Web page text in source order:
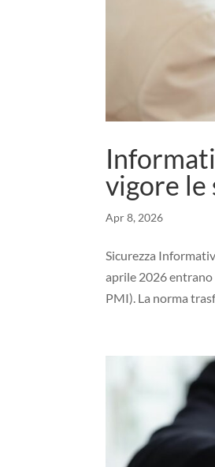
vigore le
Apr 8, 2026
Sicurezza
aprile 2026 entrano
PMI). La norma